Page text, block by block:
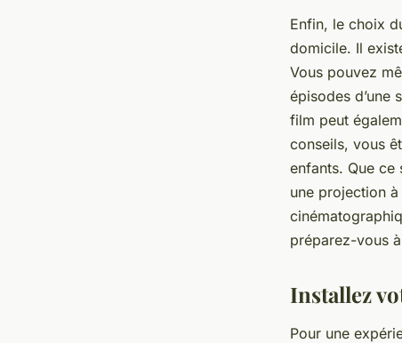
Enfin, le choix
domicile. Il
Vous pouvez
épisodes d’une
film peut
conseils, vous
enfants. Que ce
une projection
préparez-vous
Installez
Pour une